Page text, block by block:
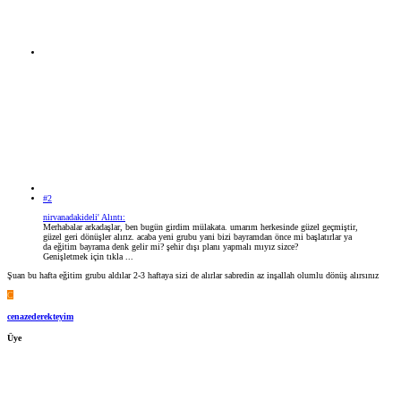
#2
nirvanadakideli' Alıntı:
Merhabalar arkadaşlar, ben bugün girdim mülakata. umarım herkesinde güzel geçmiştir,
güzel geri dönüşler alırız. acaba yeni grubu yani bizi bayramdan önce mi başlatırlar ya
da eğitim bayrama denk gelir mi? şehir dışı planı yapmalı mıyız sizce?
Genişletmek için tıkla ...
Şuan bu hafta eğitim grubu aldılar 2-3 haftaya sizi de alırlar sabredin az inşallah olumlu dönüş alırsınız
C
cenazederekteyim
Üye